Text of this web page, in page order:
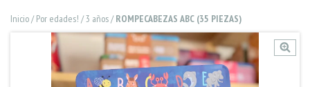
Inicio/ Por edades! /3 años/ ROMPECABEZAS ABC (35 PIEZAS)